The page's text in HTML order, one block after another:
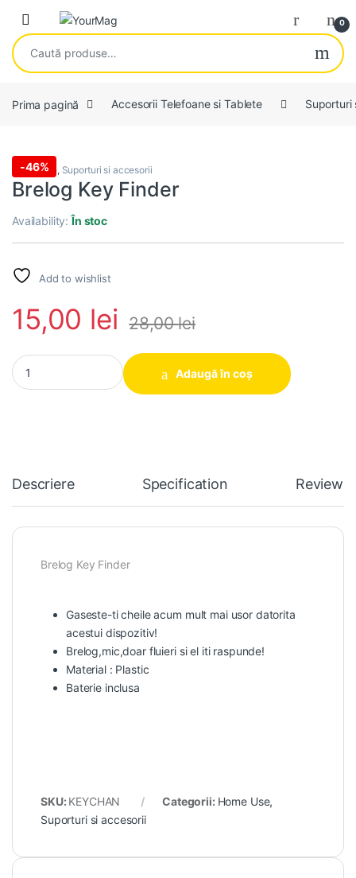
Skip to navigation
Skip to content
Open 0
Caută după:
Prima pagină Accesorii Telefoane si Tablete Suporturi
-46%
Home Use, Suporturi si accesorii
Brelog Key Finder
Availability:În stoc
Add to wishlist
15,00 lei 28,00lei
Brelog Key Finder quantity
Adaugă în coș
Descriere Specification Reviews
Brelog Key Finder
Gaseste-ti cheile acum mult mai usor datorita
acestui dispozitiv!
Brelog,mic,doar fluieri si el iti raspunde!
Material : Plastic
Baterie inclusa
SKU: KEYCHAN Categorii: Home Use,
Suporturi si accesorii